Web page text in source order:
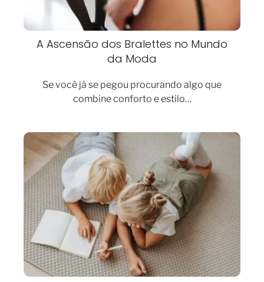
A Ascensão dos Bralettes no Mundo
da Moda
Se você já se pegou procurando algo que
combine conforto e estilo…